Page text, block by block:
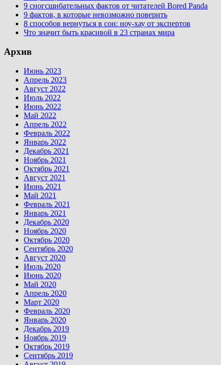
9 сногсшибательных фактов от читателей Bored Panda
9 фактов, в которые невозможно поверить
8 способов вернуться в сон: ноу-хау от экспертов
Что значит быть красивой в 23 странах мира
Архив
Июнь 2023
Апрель 2023
Август 2022
Июль 2022
Июнь 2022
Май 2022
Апрель 2022
Февраль 2022
Январь 2022
Декабрь 2021
Ноябрь 2021
Октябрь 2021
Август 2021
Июнь 2021
Май 2021
Февраль 2021
Январь 2021
Декабрь 2020
Ноябрь 2020
Октябрь 2020
Сентябрь 2020
Август 2020
Июль 2020
Июнь 2020
Май 2020
Апрель 2020
Март 2020
Февраль 2020
Январь 2020
Декабрь 2019
Ноябрь 2019
Октябрь 2019
Сентябрь 2019